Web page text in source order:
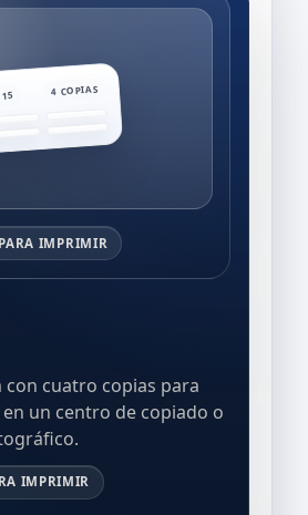
4 COPIAS
IMPRIMIR
con cuatro copias para
un centro de copiado o
IMPRIMIR